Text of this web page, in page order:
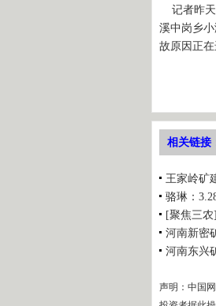
记者昨天
溪中岗乡
故原因正
相关链接
王家岭矿
骆琳：
[聚焦三农
河南新密
河南东兴
声明：中国